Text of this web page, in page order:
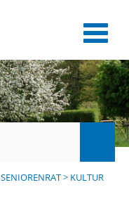
SENIORENRAT> KULTUR